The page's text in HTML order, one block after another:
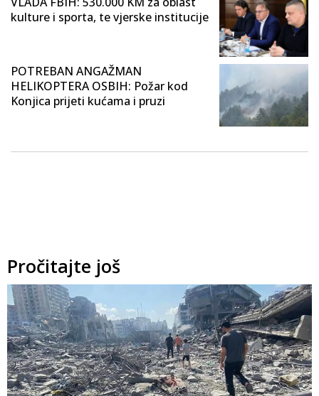
kulture i sporta, te vjerske institucije
POTREBAN ANGAŽMAN
HELIKOPTERA OSBIH: Požar kod
Konjica prijeti kućama i pruzi
Pročitajte još